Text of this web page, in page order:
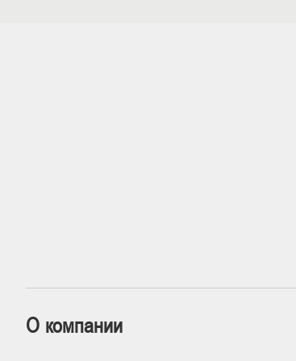
О компании